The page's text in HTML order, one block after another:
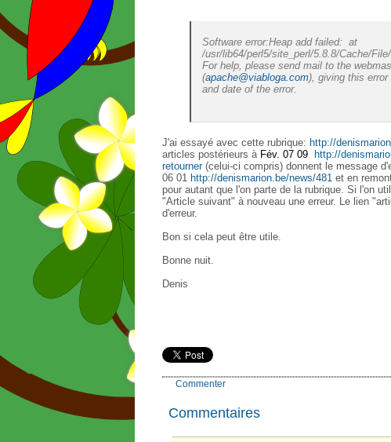
Software error:Heap add failed: at
/usr/lib64/perl5/site_perl/5.8.8/Cache/
For help, please send mail to the
(apache@viabloga.com), giving this
and date of the error.
J'ai essayé avec cette rubrique: http://
articles postérieurs à Fév. 07 09 http://
retourner(celui-ci compris) donnent le message
06 01 http://denismarion.be/news/481 et en
pour autant que l'on parte de la rubrique. Si l'on
"Article suivant" à nouveau une erreur. Le lien
d'erreur.
Bon si cela peut être utile.
Bonne nuit.
Denis
Commenter
Commentaires